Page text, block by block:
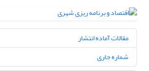
مقالات آماده انتشار
شماره جاری